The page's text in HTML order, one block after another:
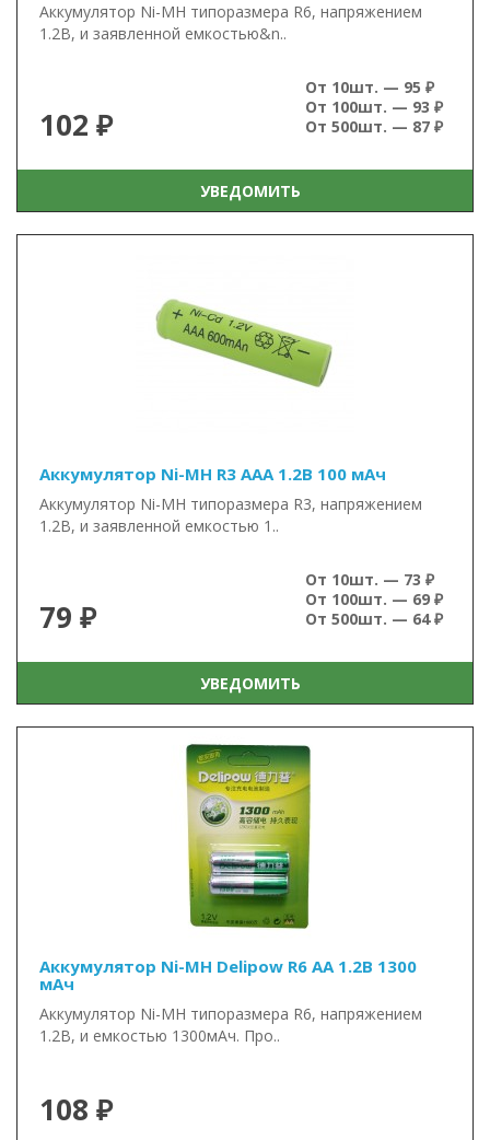
Аккумулятор Ni-MH типоразмера R6, напряжением
1.2В, и заявленной емкостью&n..
102 ₽
От 10шт. — 95 ₽
От 100шт. — 93 ₽
От 500шт. — 87 ₽
УВЕДОМИТЬ
Аккумулятор Ni-MH R3 AAA 1.2В 100 мАч
Аккумулятор Ni-MH типоразмера R3, напряжением
1.2В, и заявленной емкостью 1..
79 ₽
От 10шт. — 73 ₽
От 100шт. — 69 ₽
От 500шт. — 64 ₽
УВЕДОМИТЬ
Аккумулятор Ni-MH Delipow R6 AA 1.2В 1300
мАч
Аккумулятор Ni-MH типоразмера R6, напряжением
1.2В, и емкостью 1300мАч. Про..
108 ₽